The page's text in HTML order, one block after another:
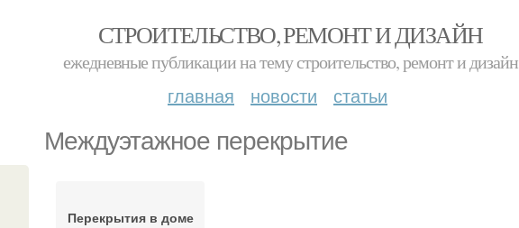
СТРОИТЕЛЬСТВО, РЕМОНТ И ДИЗАЙН
ежедневные публикации на тему строительство, ремонт и дизайн
главная новости статьи
Междуэтажное перекрытие
Перекрытия в доме